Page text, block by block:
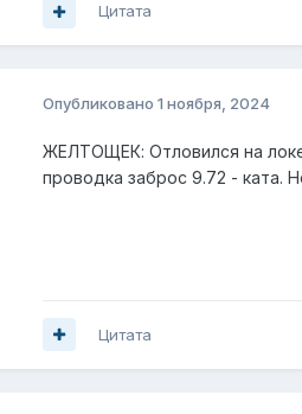
Цитата
Опубликовано 1 ноября, 2024
ЖЕЛТОЩЕК: Отловился на
проводка заброс 9.72 - ката.
Цитата